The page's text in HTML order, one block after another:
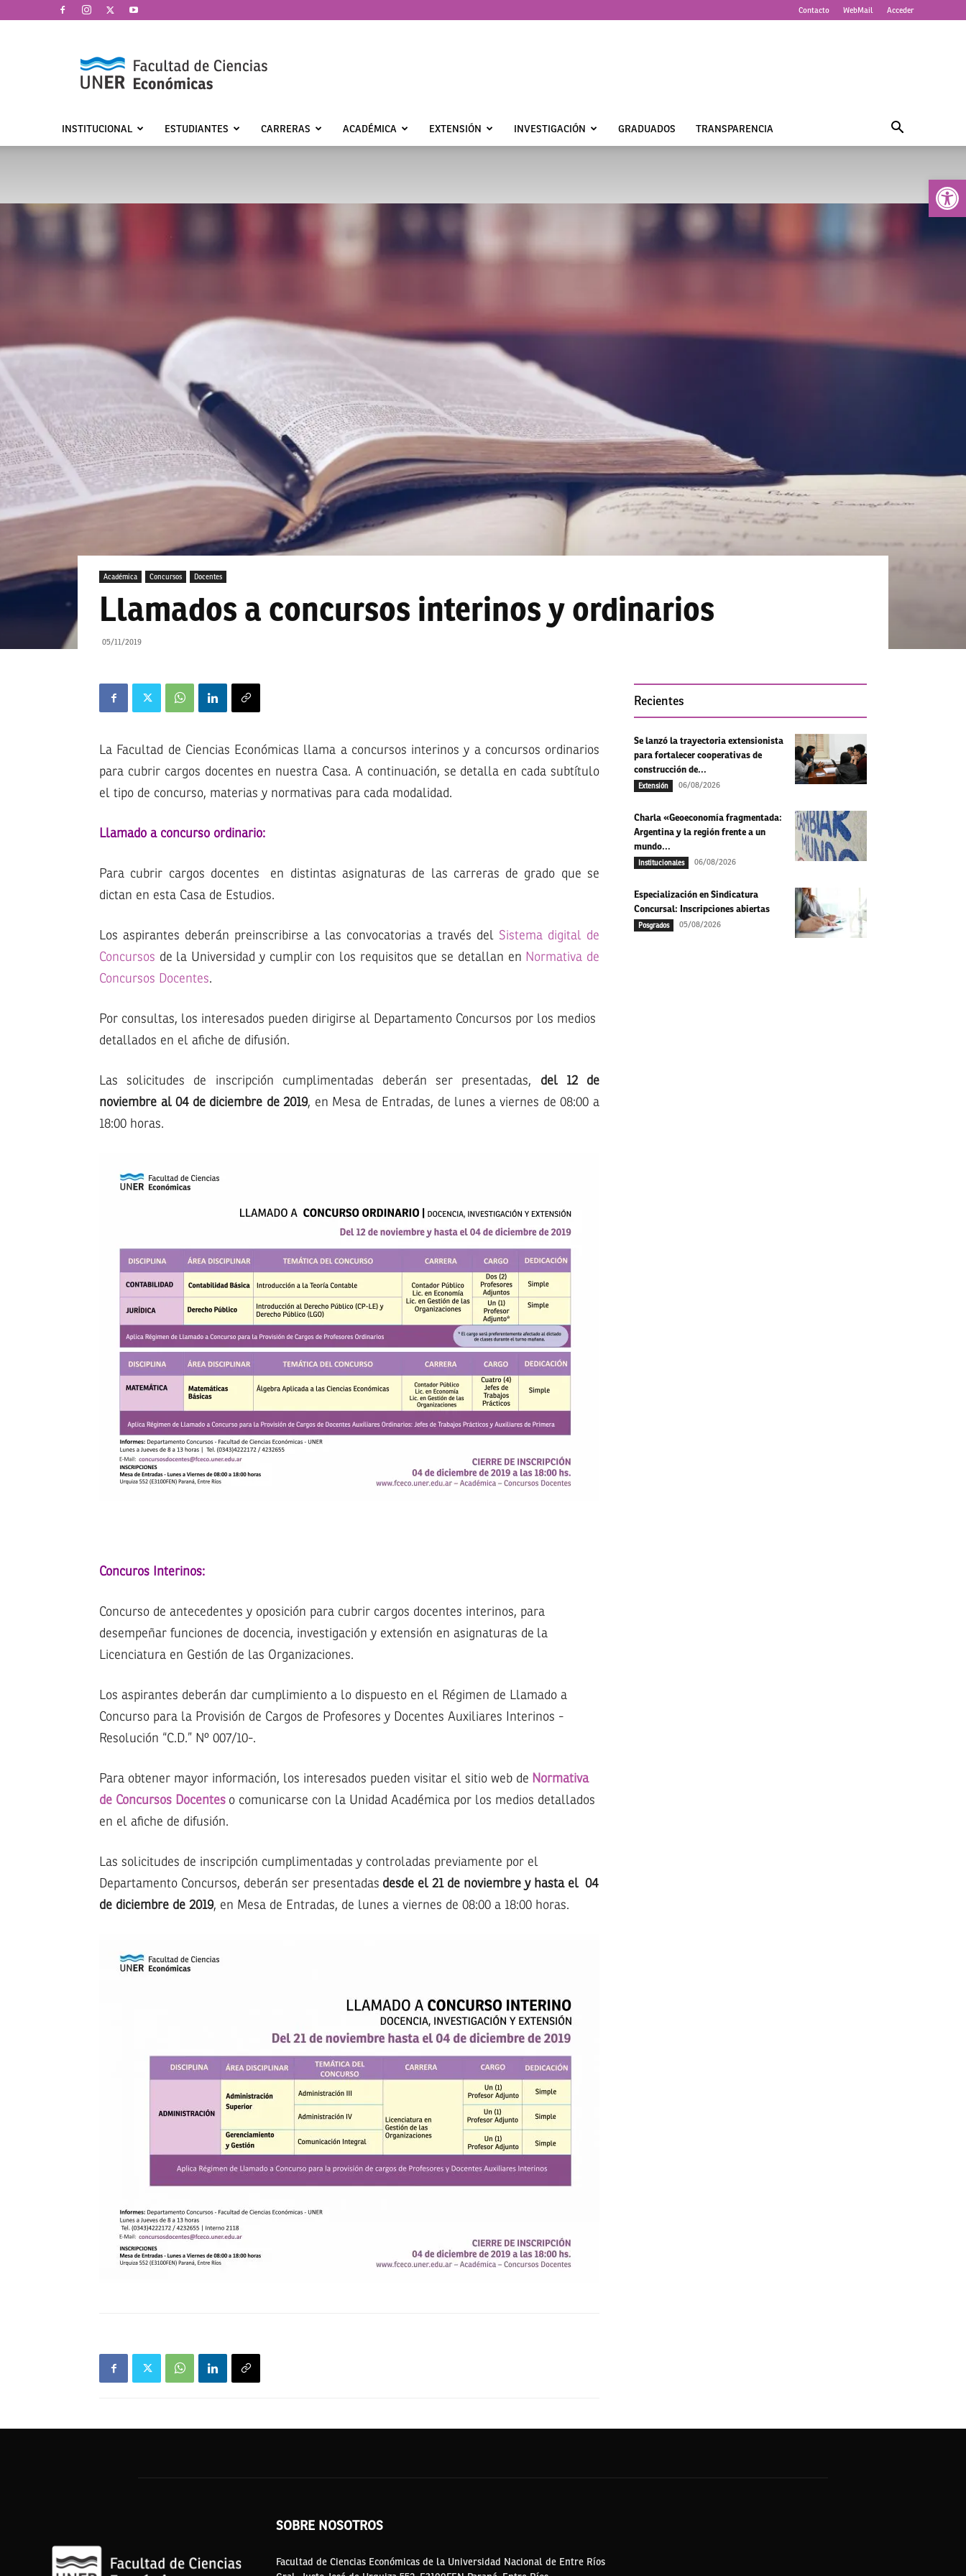
Abrir
Contacto WebMail Acceder
de
Ciencias
Económicas
INSTITUCIONAL ESTUDIANTES CARRERAS ACADÉMICA EXTENSIÓN INVESTIGACIÓN GRADUADOS TRANSPARENCIA
Académica Concursos Docentes
Llamados a concursos interinos y ordinarios
05/11/2019
La Facultad de Ciencias Económicas llama a concursos interinos y a concursos ordinarios
para cubrir cargos docentes en nuestra Casa. A continuación, se detalla en cada subtítulo
el tipo de concurso, materias y normativas para cada modalidad.
Llamado a concurso ordinario:
Para cubrir cargos docentes en distintas asignaturas de las carreras de grado que se
dictan en esta Casa de Estudios.
Los aspirantes deberán preinscribirse a las convocatorias a través del Sistema digital de
Concursos de la Universidad y cumplir con los requisitos que se detallan en Normativa de
Concursos Docentes.
Por consultas, los interesados pueden dirigirse al Departamento Concursos por los medios
detallados en el afiche de difusión.
Las solicitudes de inscripción cumplimentadas deberán ser presentadas, del 12 de
noviembre al 04 de diciembre de 2019, en Mesa de Entradas, de lunes a viernes de 08:00 a
18:00 horas.
Concuros Interinos:
Concurso de antecedentes y oposición para cubrir cargos docentes interinos, para
desempeñar funciones de docencia, investigación y extensión en asignaturas de la
Licenciatura en Gestión de las Organizaciones.
Los aspirantes deberán dar cumplimiento a lo dispuesto en el Régimen de Llamado a
Concurso para la Provisión de Cargos de Profesores y Docentes Auxiliares Interinos -
Resolución “C.D.” Nº 007/10-.
Para obtener mayor información, los interesados pueden visitar el sitio web de Normativa
de Concursos Docentes o comunicarse con la Unidad Académica por los medios detallados
en el afiche de difusión.
Las solicitudes de inscripción cumplimentadas y controladas previamente por el
Departamento Concursos, deberán ser presentadas desde el 21 de noviembre y hasta el 04
de diciembre de 2019, en Mesa de Entradas, de lunes a viernes de 08:00 a 18:00 horas.
Recientes
Se lanzó la trayectoria extensionista
para fortalecer cooperativas de
construcción de...
Extensión 06/08/2026
Charla «Geoeconomía fragmentada:
Argentina y la región frente a un
mundo...
Institucionales 06/08/2026
Especialización en Sindicatura
Concursal: Inscripciones abiertas
Posgrados 05/08/2026
SOBRE NOSOTROS
Facultad de Ciencias Económicas de la Universidad Nacional de Entre Ríos